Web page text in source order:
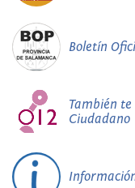
Boletín
También
Ciudadano